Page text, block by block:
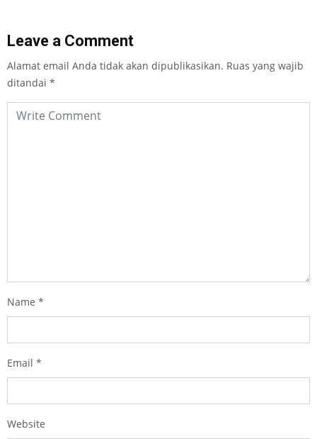
Leave a Comment
Alamat email Anda tidak akan dipublikasikan. Ruas yang wajib
ditandai *
Name *
Email *
Website